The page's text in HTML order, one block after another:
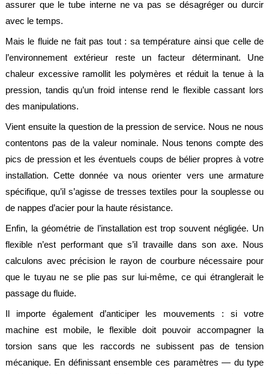
assurer que le tube interne ne va pas se désagréger ou durcir
avec le temps.
Mais le fluide ne fait pas tout : sa température ainsi que celle de
l’environnement extérieur reste un facteur déterminant. Une
chaleur excessive ramollit les polymères et réduit la tenue à la
pression, tandis qu’un froid intense rend le flexible cassant lors
des manipulations.
Vient ensuite la question de la pression de service. Nous ne nous
contentons pas de la valeur nominale. Nous tenons compte des
pics de pression et les éventuels coups de bélier propres à votre
installation. Cette donnée va nous orienter vers une armature
spécifique, qu’il s’agisse de tresses textiles pour la souplesse ou
de nappes d’acier pour la haute résistance.
Enfin, la géométrie de l’installation est trop souvent négligée. Un
flexible n’est performant que s’il travaille dans son axe. Nous
calculons avec précision le rayon de courbure nécessaire pour
que le tuyau ne se plie pas sur lui-même, ce qui étranglerait le
passage du fluide.
Il importe également d’anticiper les mouvements : si votre
machine est mobile, le flexible doit pouvoir accompagner la
torsion sans que les raccords ne subissent pas de tension
mécanique. En définissant ensemble ces paramètres — du type